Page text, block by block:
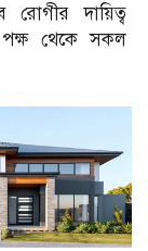
রোগীর দায়িত্ব
পক্ষ থেকে সকল